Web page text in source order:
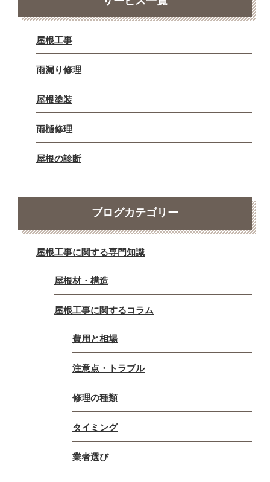
屋根工事
雨漏り修理
屋根塗装
雨樋修理
屋根の診断
ブログカテゴリー
屋根工事に関する専門知識
屋根材・構造
屋根工事に関するコラム
費用と相場
注意点・トラブル
修理の種類
タイミング
業者選び